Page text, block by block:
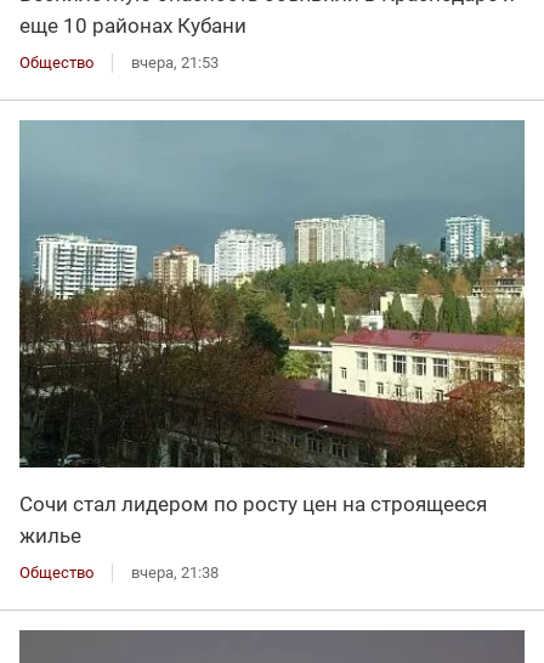
еще 10 районах Кубани
Общество вчера, 21:53
Сочи стал лидером по росту цен на строящееся
жилье
Общество вчера, 21:38